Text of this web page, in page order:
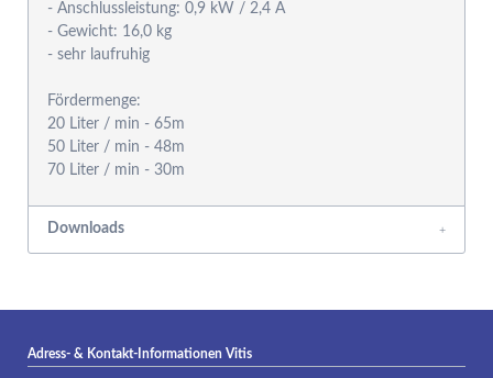
- Anschlussleistung: 0,9 kW / 2,4 A
- Gewicht: 16,0 kg
- sehr laufruhig
Fördermenge:
20 Liter / min - 65m
50 Liter / min - 48m
Downloads
Adress- & Kontakt-Informationen Vitis